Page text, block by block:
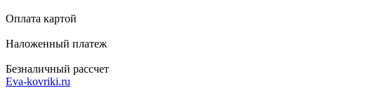
Оплата картой
Наложенный платеж
Безналичный рассчет
Eva-kovriki.ru